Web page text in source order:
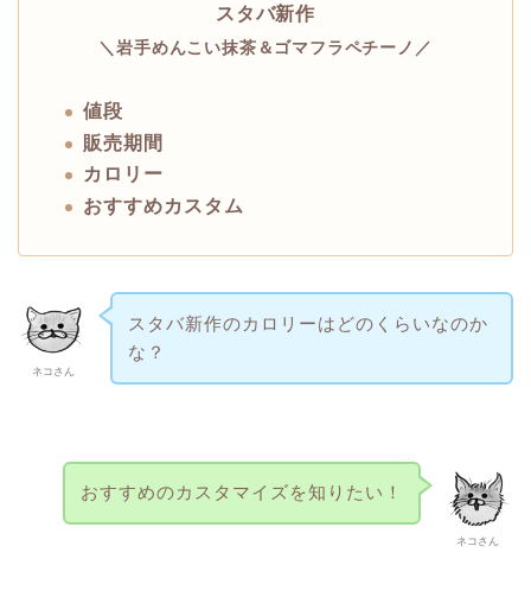
スタバ新作
＼岩手めんこい抹茶＆ゴマフラペチーノ／
値段
販売期間
カロリー
おすすめカスタム
ネコさん
スタバ新作のカロリーはどのくらいなのか
な？
ネコさん
おすすめのカスタマイズを知りたい！